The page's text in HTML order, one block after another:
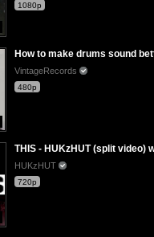
1080p
How to make drums sound
VintageRecords
480p
THIS - HUKzHUT (split video)
HUKzHUT
720p